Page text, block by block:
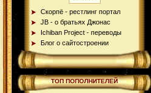
Скорпё - рестлинг портал
JB - о братьях Джонас
Ichiban Project - переводы
Блог о сайтостроении
ТОП ПОПОЛНИТЕЛЕЙ